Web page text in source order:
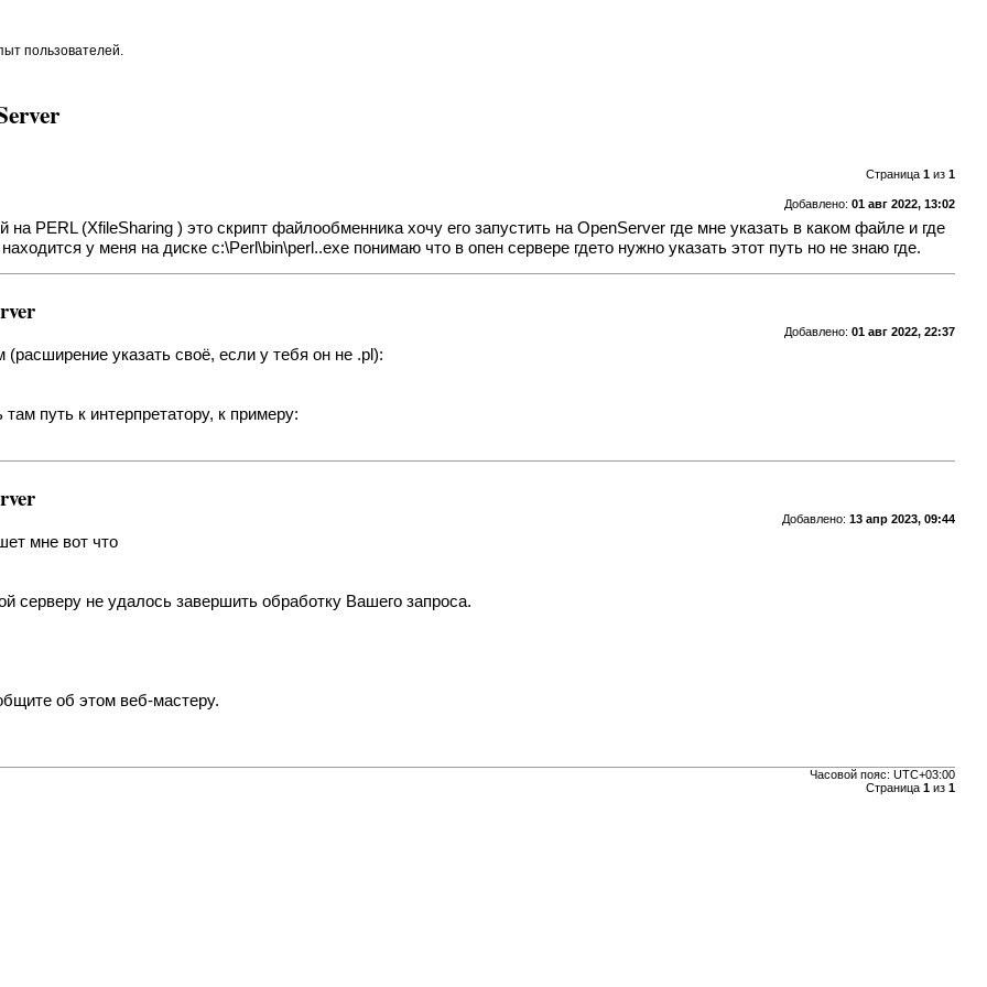
пользователей.
Страница 1из 1
Добавлено: 01 авг 2022, 13:02
PERL (XfileSharing ) это скрипт файлообменника хочу его запустить на OpenServer где мне указать в каком файле и где
у меня на диске c:\Perl\bin\perl..exe понимаю что в опен сервере гдето нужно указать этот путь но не знаю где.
Добавлено: 01 авг 2022, 22:37
указать своё, если у тебя он не .pl):
путь к интерпретатору, к примеру:
Добавлено: 13 апр 2023, 09:44
мне вот что
серверу не удалось завершить обработку Вашего запроса.
об этом веб-мастеру.
Часовой пояс: UTC+03:00
Страница 1из 1